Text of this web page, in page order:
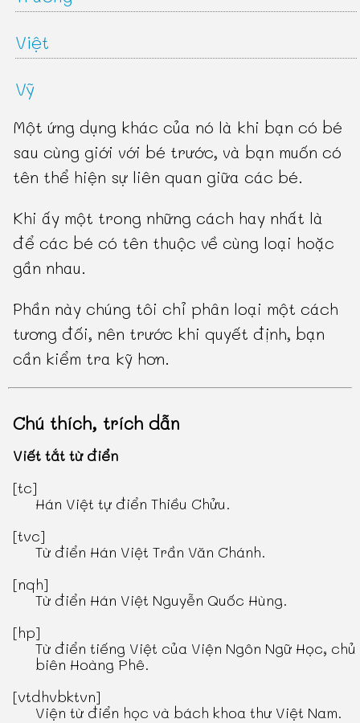
Việt
Vỹ
Một ứng dụng khác của nó là khi bạn có bé
sau cùng giới với bé trước, và bạn muốn có
tên thể hiện sự liên quan giữa các bé.
Khi ấy một trong những cách hay nhất là
để các bé có tên thuộc về cùng loại hoặc
gần nhau.
Phần này chúng tôi chỉ phân loại một cách
tương đối, nên trước khi quyết định, bạn
cần kiểm tra kỹ hơn.
Chú thích, trích dẫn
Viết tắt từ điển
[tc]
Hán Việt tự điển Thiều Chửu.
[tvc]
Từ điển Hán Việt Trần Văn Chánh.
[nqh]
Từ điển Hán Việt Nguyễn Quốc Hùng.
[hp]
Từ điển tiếng Việt của Viện Ngôn Ngữ Học, chủ
biên Hoàng Phê.
[vtdhvbktvn]
Viện từ điển học và bách khoa thư Việt Nam.